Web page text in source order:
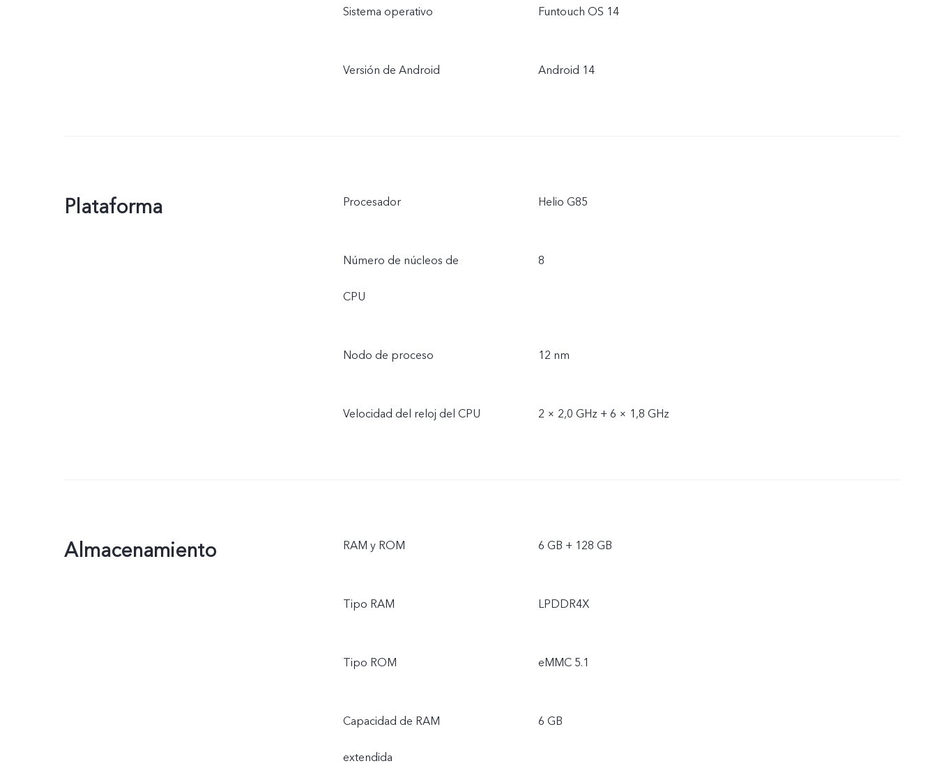
Sistema operativo Funtouch OS 14
Versión de Android Android 14
Plataforma Procesador Helio G85
Número de núcleos de
CPU
8
Nodo de proceso 12 nm
Velocidad del reloj del CPU 2 × 2,0 GHz + 6 × 1,8 GHz
Almacenamiento RAM y ROM 6 GB + 128 GB
Tipo RAM LPDDR4X
Tipo ROM eMMC 5.1
Capacidad de RAM
extendida
6 GB